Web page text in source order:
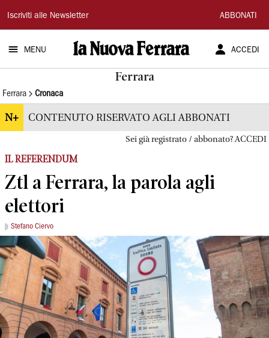
La
Nuova
Ferrara
Iscriviti alle Newsletter ABBONATI
MENU ACCEDI
Ferrara
Ferrara Cronaca
N+ CONTENUTO RISERVATO AGLI ABBONATI
Sei già registrato / abbonato? ACCEDI
IL REFERENDUM
Ztl a Ferrara, la parola agli
elettori
Stefano Ciervo